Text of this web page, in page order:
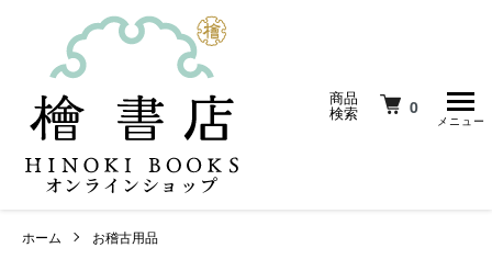
オンラインショップ
商品
検索 0
ホーム お稽古用品